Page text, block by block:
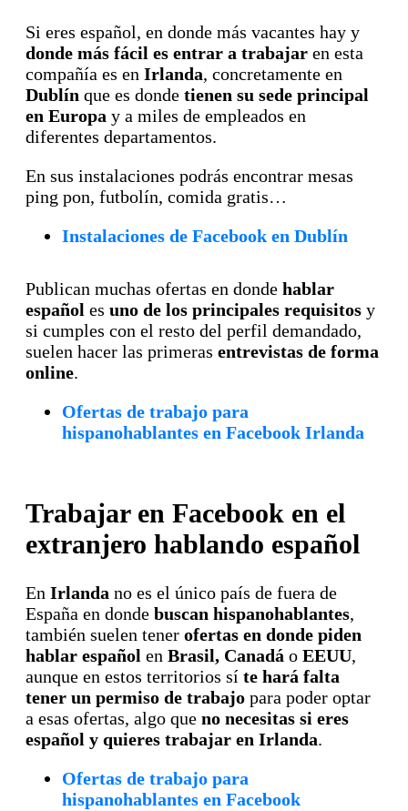
Si eres español, en donde más vacantes hay y
donde más fácil es entrar a trabajar en esta
compañía es en Irlanda, concretamente en
Dublín que es donde tienen su sede principal
en Europa y a miles de empleados en
diferentes departamentos.
En sus instalaciones podrás encontrar mesas
ping pon, futbolín, comida gratis…
Instalaciones de Facebook en Dublín
Publican muchas ofertas en donde hablar
español es uno de los principales requisitos y
si cumples con el resto del perfil demandado,
suelen hacer las primeras entrevistas de forma
online.
Ofertas de trabajo para
hispanohablantes en Facebook Irlanda
Trabajar en Facebook en el
extranjero hablando español
En Irlanda no es el único país de fuera de
España en donde buscan hispanohablantes,
también suelen tener ofertas en donde piden
hablar español en Brasil, Canadá o EEUU,
aunque en estos territorios sí te hará falta
tener un permiso de trabajo para poder optar
a esas ofertas, algo que no necesitas si eres
español y quieres trabajar en Irlanda.
Ofertas de trabajo para
hispanohablantes en Facebook